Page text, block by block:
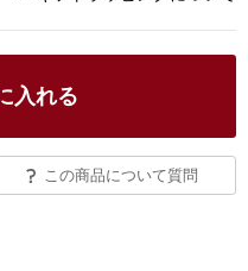
て見る
トートバッグ
ショルダーバ
入れる
この商品について質問